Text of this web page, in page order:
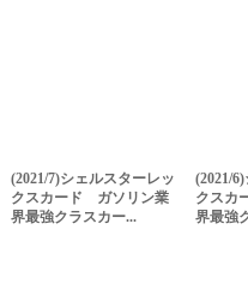
(2021/7)シェルスターレッ
クスカード ガソリン業
界最強クラスカー...
(2021/
クスカ
界最強